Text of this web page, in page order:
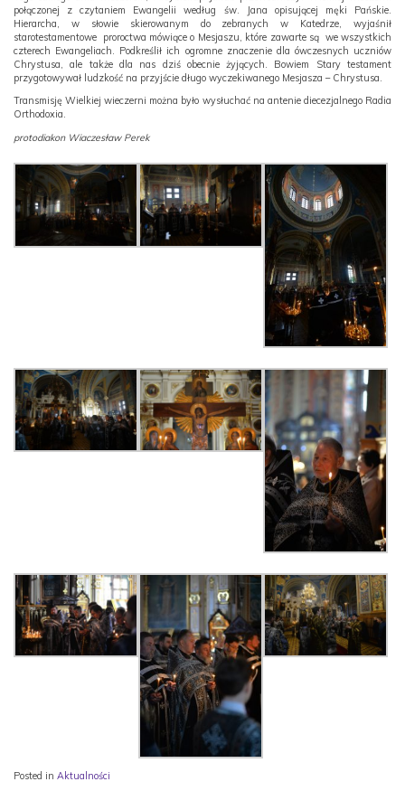
połączonej z czytaniem Ewangelii według św. Jana opisującej męki Pańskie.
Hierarcha, w słowie skierowanym do zebranych w Katedrze, wyjaśnił
starotestamentowe proroctwa mówiące o Mesjaszu, które zawarte są we wszystkich
czterech Ewangeliach. Podkreślił ich ogromne znaczenie dla ówczesnych uczniów
Chrystusa, ale także dla nas dziś obecnie żyjących. Bowiem Stary testament
przygotowywał ludzkość na przyjście długo wyczekiwanego Mesjasza – Chrystusa.
Transmisję Wielkiej wieczerni można było wysłuchać na antenie diecezjalnego Radia
Orthodoxia.
protodiakon Wiaczesław Perek
Posted in Aktualności